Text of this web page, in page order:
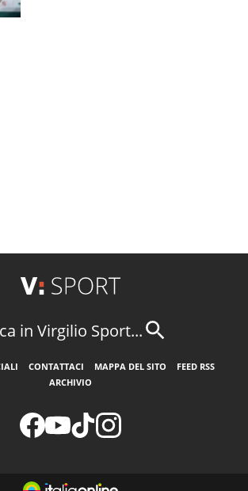
in Virgilio Sport...
CONTATTACI MAPPA DEL SITO
FEED RSS
ARCHIVIO